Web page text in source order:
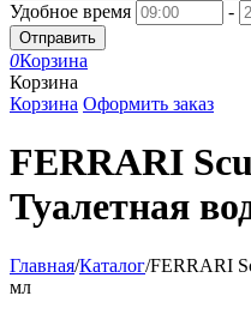
Удобное время -
Отправить
0Корзина
Корзина
Корзина Оформить заказ
FERRARI
Туалетная
Главная/Каталог/FERRARI
мл